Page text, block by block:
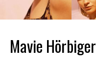
Mavie Hörbiger